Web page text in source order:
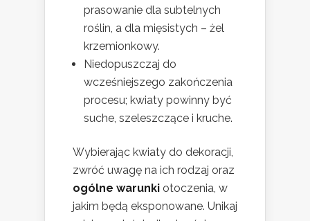
prasowanie dla subtelnych
roślin, a dla mięsistych – żel
krzemionkowy.
Niedopuszczaj do
wcześniejszego zakończenia
procesu; kwiaty powinny być
suche, szeleszczące i kruche.
Wybierając kwiaty do dekoracji,
zwróć uwagę na ich rodzaj oraz
ogólne warunki otoczenia, w
jakim będą eksponowane. Unikaj